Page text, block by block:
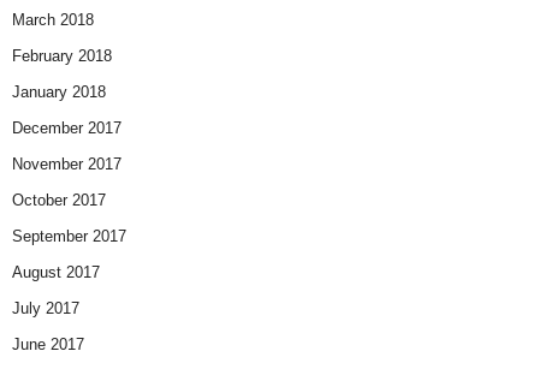
March 2018
February 2018
January 2018
December 2017
November 2017
October 2017
September 2017
August 2017
July 2017
June 2017